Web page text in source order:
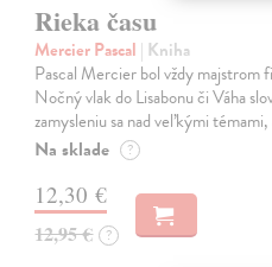
Rieka času
Mercier Pascal | Kniha
Pascal Mercier bol vždy majstrom
Nočný vlak do Lisabonu či Váha
zamysleniu sa nad veľkými
Na sklade ?
12,30 €
12,95 € ?